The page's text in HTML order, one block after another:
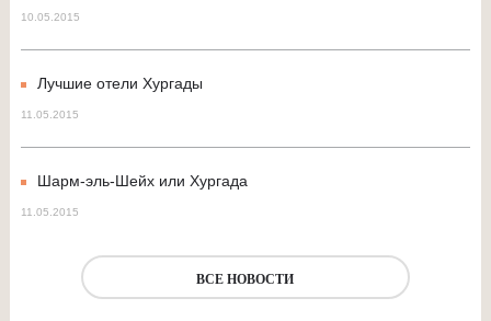
10.05.2015
Лучшие отели Хургады
11.05.2015
Шарм-эль-Шейх или Хургада
11.05.2015
ВСЕ НОВОСТИ